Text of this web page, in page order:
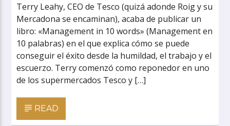
Terry Leahy, CEO de Tesco (quizá adonde Roig y su
Mercadona se encaminan), acaba de publicar un
libro: «Management in 10 words» (Management en
10 palabras) en el que explica cómo se puede
conseguir el éxito desde la humildad, el trabajo y el
escuerzo. Terry comenzó como reponedor en uno
de los supermercados Tesco y […]
READ